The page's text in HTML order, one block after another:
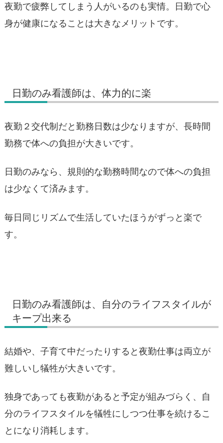
夜勤で疲弊してしまう人がいるのも実情。日勤で心
身が健康になることは大きなメリットです。
日勤のみ看護師は、体力的に楽
夜勤２交代制だと勤務日数は少なりますが、長時間
勤務で体への負担が大きいです。
日勤のみなら、規則的な勤務時間なので体への負担
は少なくて済みます。
毎日同じリズムで生活していたほうがずっと楽で
す。
日勤のみ看護師は、自分のライフスタイルが
キープ出来る
結婚や、子育て中だったりすると夜勤仕事は両立が
難しいし犠牲が大きいです。
独身であっても夜勤があると予定が組みづらく、自
分のライフスタイルを犠牲にしつつ仕事を続けるこ
とになり消耗します。